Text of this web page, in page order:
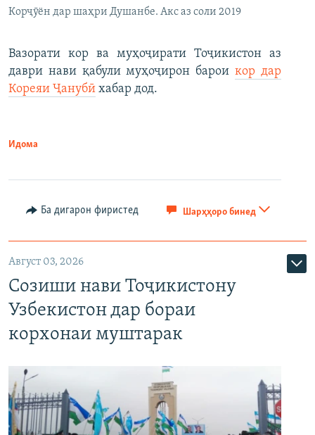
Корҷӯён дар шаҳри Душанбе. Акс аз соли 2019
Вазорати кор ва муҳоҷирати Тоҷикистон аз
даври нави қабули муҳоҷирон бароикор дар
Кореяи Ҷанубӣ хабар дод.
Идома
Ба дигарон фиристед Шарҳҳоро бинед
Август 03, 2026
Созиши нави Тоҷикистону
Узбекистон дар бораи
корхонаи муштарак